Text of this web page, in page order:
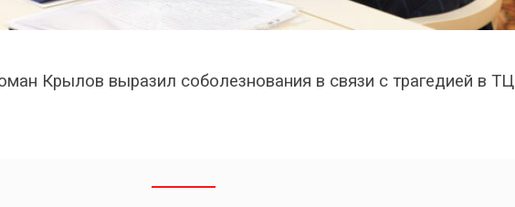
Крылов выразил соболезнования в связи с трагедией в ТЦ